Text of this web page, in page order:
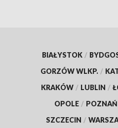
BIAŁYSTOK /
GORZÓW WLKP. /
KRAKÓW / LUBLIN /
OPOLE / POZNAŃ
SZCZECIN /